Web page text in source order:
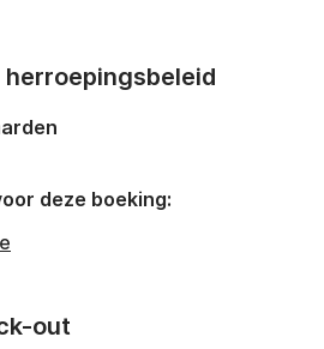
out
deze boeking: